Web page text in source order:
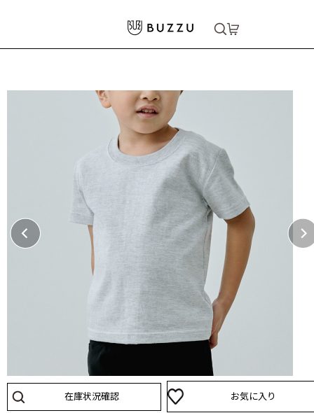
5.6oz Tシャツ（キッズ）
在庫状況確認 お気に入り